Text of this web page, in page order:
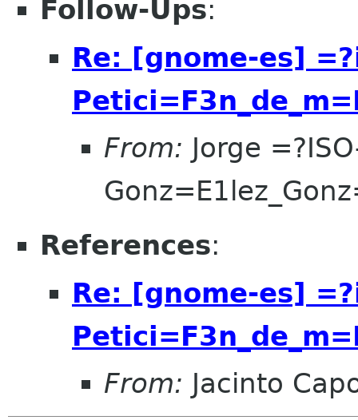
Follow-Ups:
Re: [gnome-es]
From: Jorge
References:
Re: [gnome-es]
From: Jacinto